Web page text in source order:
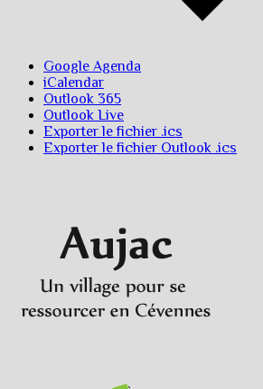
Google Agenda
iCalendar
Outlook 365
Outlook Live
Exporter le fichier .ics
Exporter le fichier Outlook .ics